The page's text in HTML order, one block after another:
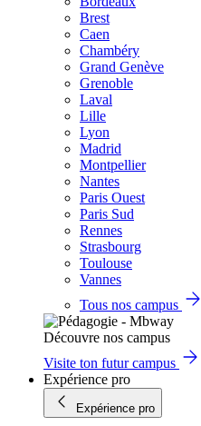
Brest
Caen
Chambéry
Grand Genève
Grenoble
Laval
Lille
Lyon
Madrid
Montpellier
Nantes
Paris Ouest
Paris Sud
Rennes
Strasbourg
Toulouse
Vannes
Tous nos campus
Découvre nos campus
Visite ton futur campus
Expérience pro
Expérience pro